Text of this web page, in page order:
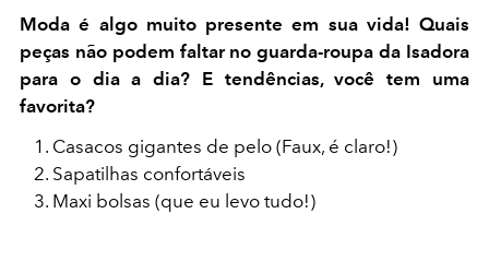
Moda é algo muito presente em sua vida! Quais
peças não podem faltar no guarda-roupa da Isadora
para o dia a dia? E tendências, você tem uma
favorita?
Casacos gigantes de pelo (Faux, é claro!)
Sapatilhas confortáveis
Maxi bolsas (que eu levo tudo!)